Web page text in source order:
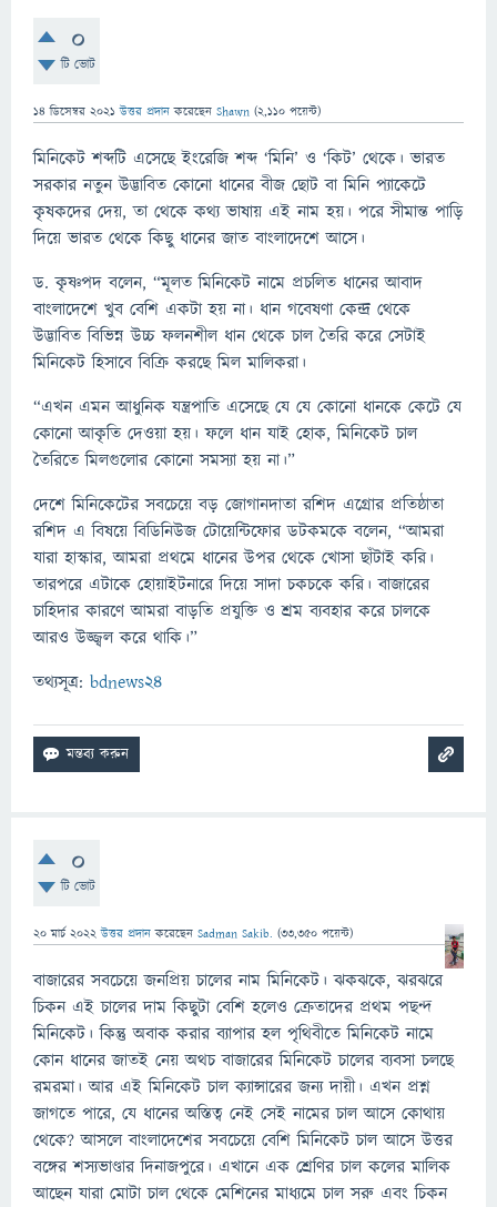
0
টি ভোট
14 ডিসেম্বর 2021 উত্তর প্রদান করেছেন Shawn (2,110 পয়েন্ট)
মিনিকেট শব্দটি এসেছে ইংরেজি শব্দ ‘মিনি’ ও ‘কিট’ থেকে। ভারত
সরকার নতুন উদ্ভাবিত কোনো ধানের বীজ ছোট বা মিনি প্যাকেটে
কৃষকদের দেয়, তা থেকে কথ্য ভাষায় এই নাম হয়। পরে সীমান্ত পাড়ি
দিয়ে ভারত থেকে কিছু ধানের জাত বাংলাদেশে আসে।
ড. কৃষ্ণপদ বলেন, “মূলত মিনিকেট নামে প্রচলিত ধানের আবাদ
বাংলাদেশে খুব বেশি একটা হয় না। ধান গবেষণা কেন্দ্র থেকে
উদ্ভাবিত বিভিন্ন উচ্চ ফলনশীল ধান থেকে চাল তৈরি করে সেটাই
মিনিকেট হিসাবে বিক্রি করছে মিল মালিকরা।
“এখন এমন আধুনিক যন্ত্রপাতি এসেছে যে যে কোনো ধানকে কেটে যে
কোনো আকৃতি দেওয়া হয়। ফলে ধান যাই হোক, মিনিকেট চাল
তৈরিতে মিলগুলোর কোনো সমস্যা হয় না।”
দেশে মিনিকেটের সবচেয়ে বড় জোগানদাতা রশিদ এগ্রোর প্রতিষ্ঠাতা
রশিদ এ বিষয়ে বিডিনিউজ টোয়েন্টিফোর ডটকমকে বলেন, “আমরা
যারা হাস্কার, আমরা প্রথমে ধানের উপর থেকে খোসা ছাঁটাই করি।
তারপরে এটাকে হোয়াইটনারে দিয়ে সাদা চকচকে করি। বাজারের
চাহিদার কারণে আমরা বাড়তি প্রযুক্তি ও শ্রম ব্যবহার করে চালকে
আরও উজ্জ্বল করে থাকি।”
তথ্যসূত্র: bdnews24
0
টি ভোট
20 মার্চ 2022 উত্তর প্রদান করেছেন Sadman Sakib. (33,350 পয়েন্ট)
বাজারের সবচেয়ে জনপ্রিয় চালের নাম মিনিকেট। ঝকঝকে, ঝরঝরে
চিকন এই চালের দাম কিছুটা বেশি হলেও ক্রেতাদের প্রথম পছন্দ
মিনিকেট। কিন্তু অবাক করার ব্যাপার হল পৃথিবীতে মিনিকেট নামে
কোন ধানের জাতই নেয় অথচ বাজারের মিনিকেট চালের ব্যবসা চলছে
রমরমা। আর এই মিনিকেট চাল ক্যান্সারের জন্য দায়ী। এখন প্রশ্ন
জাগতে পারে, যে ধানের অস্তিত্ব নেই সেই নামের চাল আসে কোথায়
থেকে? আসলে বাংলাদেশের সবচেয়ে বেশি মিনিকেট চাল আসে উত্তর
বঙ্গের শস্যভাণ্ডার দিনাজপুরে। এখানে এক শ্রেণির চাল কলের মালিক
আছেন যারা মোটা চাল থেকে মেশিনের মাধ্যমে চাল সরু এবং চিকন